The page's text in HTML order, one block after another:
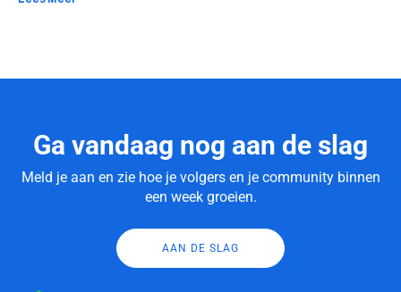
Ga vandaag nog aan de slag
Meld je aan en zie hoe je volgers en je community binnen
een week groeien.
AAN DE SLAG